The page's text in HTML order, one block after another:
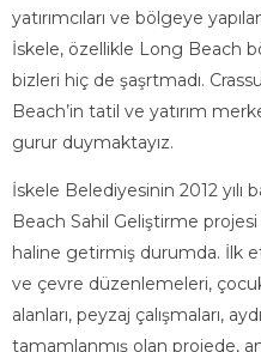
yatırımcıları ve bölgeye
İskele, özellikle Long Beach
bizleri hiç de şaşrtmadı.
Beach’in tatil ve yatırım
gurur duymaktayız.
İskele Belediyesinin 2012 yılı
Beach Sahil Geliştirme
haline getirmiş durumda. İlk
ve çevre düzenlemeleri,
alanları, peyzaj çalışmaları,
tamamlanmış olan projede,